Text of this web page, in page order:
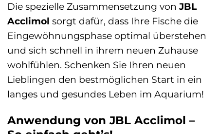
Die spezielle Zusammensetzung vonJBL
Acclimol sorgt dafür, dass Ihre Fische die
Eingewöhnungsphase optimal überstehen
und sich schnell in ihrem neuen Zuhause
wohlfühlen. Schenken Sie Ihren neuen
Lieblingen den bestmöglichen Start in ein
langes und gesundes Leben im Aquarium!
Anwendung von JBL Acclimol –